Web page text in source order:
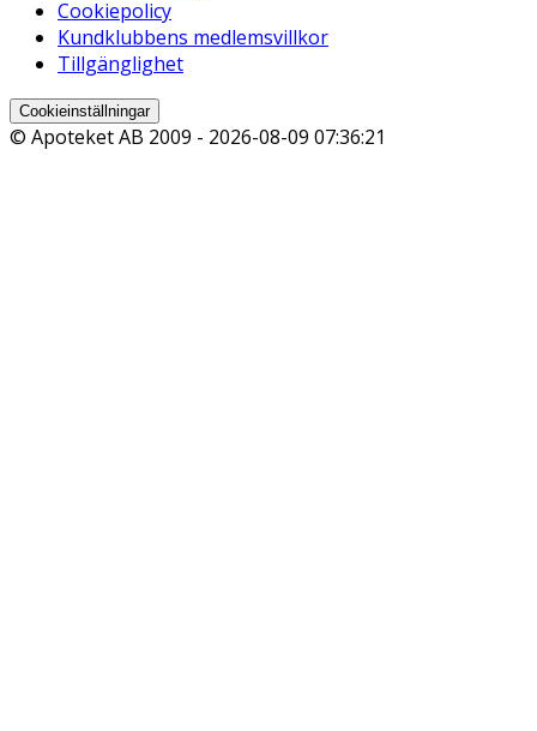
Cookiepolicy
Kundklubbens medlemsvillkor
Tillgänglighet
Cookieinställningar
© Apoteket AB 2009 - 2026-08-09 07:36:21